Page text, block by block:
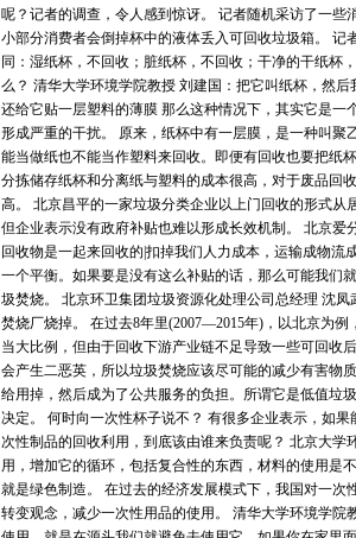
呢？记者的调查，令人感到惊讶。 记者随机采访了一
小部分消费者会倒掉杯中的液体丢入可回收垃圾箱。
同：湿纸杯，不回收；脏纸杯，不回收；干净的干纸杯
么？ 清华大学环境学院教授 刘建国：把它叫纸杯，然
还给它贴一层塑料的薄膜 那么这种情况下，其实它是
形成严重的干扰。 原来，纸杯中有一层膜，是一种叫
能当做纸也不能当作塑料来回收。即便有回收也要把纸
分拣储存纸杯和分离纸与塑料的成本很高，对于废品回
高。 北京昌平的一家垃圾分类企业以上门回收的形式从
但企业表示没有政府补贴也难以形成长效机制。 北京
回收物是一起来回收的|扣掉我们人力成本，运输成物
一个平衡。如果要是没有这么补贴的话，那么可能我们
圾焚烧。 北京环卫集团垃圾资源化处理公司总经理 沈
焚烧厂烧掉。 在过去8年里(2007—2015年)，以北京为
当大比例，但由于回收下游产业链不足导致一些可回收
会产生二恶英，所以垃圾焚烧应该尽可能的减少有害物
给用掉，然后成为了公共服务的负担。所谓它是低值垃
决定。 何时向一次性杯子说不？ 有很多企业表示，如
次性制品的回收利用，到底该由谁来负责呢？ 北京大学
用，增加它的循环，包括复合性的东西，材料的使用是
就是绿色制造。 在过去的经济发展模式下，我国对一
转变观念，减少一次性用品的使用。 清华大学环境学